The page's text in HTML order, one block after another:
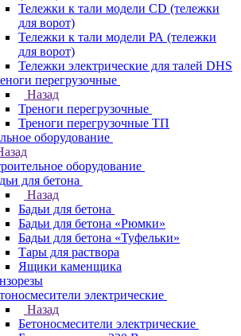
Тележки к тали модели CD (тележки
для ворот)
Тележки к тали модели РА (тележки
для ворот)
Тележки электрические для талей DHS
перегрузочные
Назад
Треноги перегрузочные
Треноги перегрузочные ТП
оборудование
оборудование
для бетона
Назад
Бадьи для бетона
Бадьи для бетона «Рюмки»
Бадьи для бетона «Туфельки»
Тары для раствора
Ящики каменщика
электрические
Назад
Бетоносмесители электрические